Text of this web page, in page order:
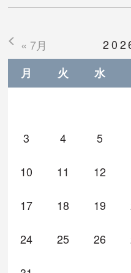
月
火 水
« 7月
3 4 5
10 11 12
17 18 19
24 25 26